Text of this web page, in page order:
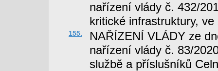
nařízení vlády č. 432/
kritické infrastruktury,
155.
NAŘÍZENÍ VLÁDY ze
nařízení vlády č. 83/
službě a příslušníků